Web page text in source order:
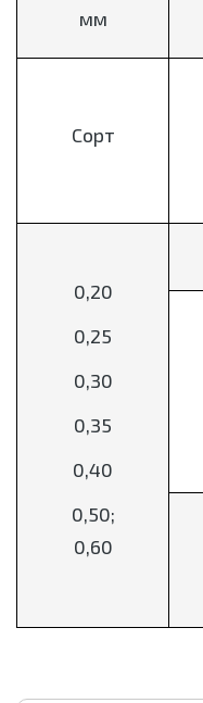
мм
Сорт
0,20
0,25
0,30
0,35
0,40
0,50;
0,60